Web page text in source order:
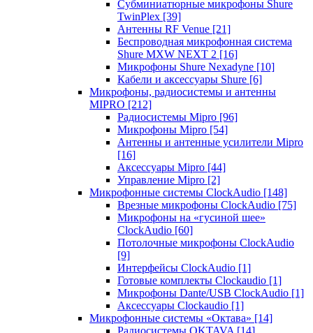
Субминиатюрные микрофоны Shure
TwinPlex [39]
Антенны RF Venue [21]
Беспроводная микрофонная система
Shure MXW NEXT 2 [16]
Микрофоны Shure Nexadyne [10]
Кабели и аксессуары Shure [6]
Микрофоны, радиосистемы и антенны
MIPRO [212]
Радиосистемы Mipro [96]
Микрофоны Mipro [54]
Антенны и антенные усилители Mipro
[16]
Аксессуары Mipro [44]
Управление Mipro [2]
Микрофонные системы ClockAudio [148]
Врезные микрофоны ClockAudio [75]
Микрофоны на «гусиной шее»
ClockAudio [60]
Потолочные микрофоны ClockAudio
[9]
Интерфейсы ClockAudio [1]
Готовые комплекты Clockaudio [1]
Микрофоны Dante/USB ClockAudio [1]
Аксессуары Clockaudio [1]
Микрофонные системы «Октава» [14]
Радиосистемы OKTAVA [14]